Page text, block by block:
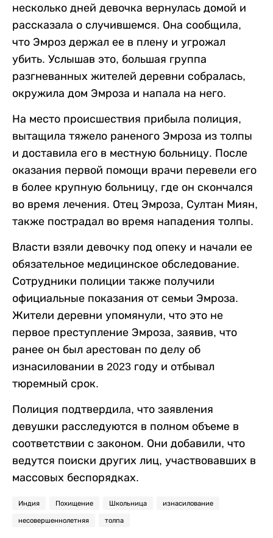
несколько дней девочка вернулась домой и
рассказала о случившемся. Она сообщила,
что Эмроз держал ее в плену и угрожал
убить. Услышав это, большая группа
разгневанных жителей деревни собралась,
окружила дом Эмроза и напала на него.
На место происшествия прибыла полиция,
вытащила тяжело раненого Эмроза из толпы
и доставила его в местную больницу. После
оказания первой помощи врачи перевели его
в более крупную больницу, где он скончался
во время лечения. Отец Эмроза, Султан Миян,
также пострадал во время нападения толпы.
Власти взяли девочку под опеку и начали ее
обязательное медицинское обследование.
Сотрудники полиции также получили
официальные показания от семьи Эмроза.
Жители деревни упомянули, что это не
первое преступление Эмроза, заявив, что
ранее он был арестован по делу об
изнасиловании в 2023 году и отбывал
тюремный срок.
Полиция подтвердила, что заявления
девушки расследуются в полном объеме в
соответствии с законом. Они добавили, что
ведутся поиски других лиц, участвовавших в
массовых беспорядках.
Индия Похищение Школьница изнасилование
несовершеннолетняя толпа